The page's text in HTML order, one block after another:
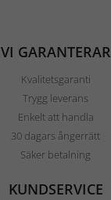
VI GARANTERAR
Kvalitetsgaranti
Trygg leverans
Enkelt att handla
30 dagars ångerrätt
Säker betalning
KUNDSERVICE